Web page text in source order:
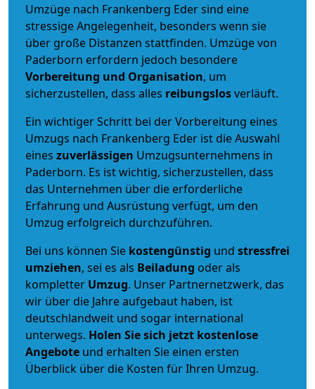
Umzüge nach Frankenberg Eder sind eine
stressige Angelegenheit, besonders wenn sie
über große Distanzen stattfinden. Umzüge von
Paderborn erfordern jedoch besondere
Vorbereitung und Organisation, um
sicherzustellen, dass alles reibungslosverläuft.
Ein wichtiger Schritt bei der Vorbereitung eines
Umzugs nach Frankenberg Eder ist die Auswahl
eines zuverlässigen Umzugsunternehmens in
Paderborn. Es ist wichtig, sicherzustellen, dass
das Unternehmen über die erforderliche
Erfahrung und Ausrüstung verfügt, um den
Umzug erfolgreich durchzuführen.
Bei uns können Sie kostengünstig und stressfrei
umziehen, sei es als Beiladung oder als
kompletter Umzug. Unser Partnernetzwerk, das
wir über die Jahre aufgebaut haben, ist
deutschlandweit und sogar international
unterwegs. Holen Sie sich jetzt kostenlose
Angebote und erhalten Sie einen ersten
Überblick über die Kosten für Ihren Umzug.